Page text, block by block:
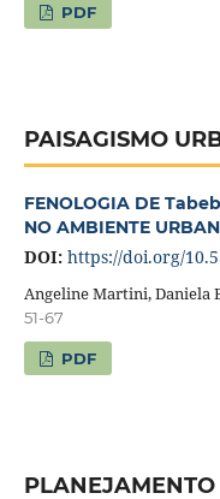
PDF
PAISAGISMO
FENOLOGIA DE
NO AMBIENTE
DOI: https://doi.org/
Angeline Martini, Daniela
51-67
PDF